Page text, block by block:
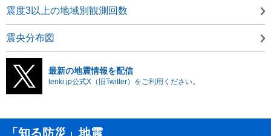
震度3以上の地域別観測回数
震央分布図
最新の地震情報を配信
tenki.jp公式X（旧Twitter）をご利用ください。
「知る防災」地震